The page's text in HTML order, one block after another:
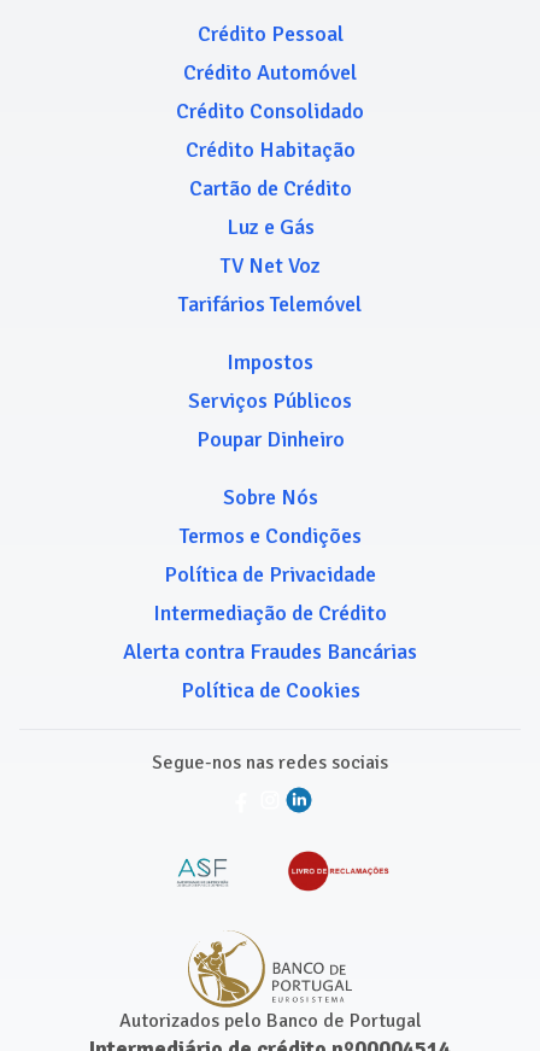
Crédito Pessoal
Crédito Automóvel
Crédito Consolidado
Crédito Habitação
Cartão de Crédito
Luz e Gás
TV Net Voz
Tarifários Telemóvel
Impostos
Serviços Públicos
Poupar Dinheiro
Sobre Nós
Termos e Condições
Política de Privacidade
Intermediação de Crédito
Alerta contra Fraudes Bancárias
Política de Cookies
Autorizados pelo Banco de Portugal
Segue-nos nas redes sociais